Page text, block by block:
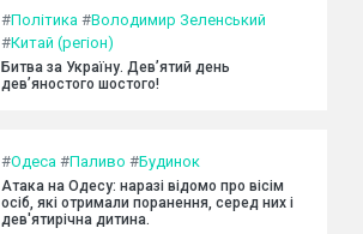
#Політика #Володимир Зеленський
#Китай (регіон)
Битва за Україну. Дев’ятий день
дев’яностого шостого!
#Одеса #Паливо #Будинок
Атака на Одесу: наразі відомо про вісім
осіб, які отримали поранення, серед них і
дев'ятирічна дитина.